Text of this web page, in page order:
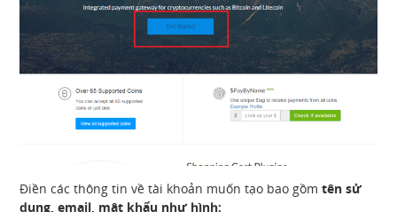
Điền các thông tin về tài khoản muốn tạo bao gồmtên sử
dụng, email, mật khẩu như hình: